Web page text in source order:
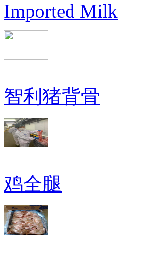
Imported Milk
智利猪背骨
鸡全腿